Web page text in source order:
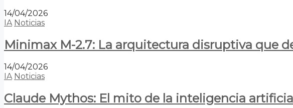
14/04/2026
IA Noticias
Minimax M-2.7: La arquitectura disruptiva que
14/04/2026
IA Noticias
Claude Mythos: El mito de la inteligencia